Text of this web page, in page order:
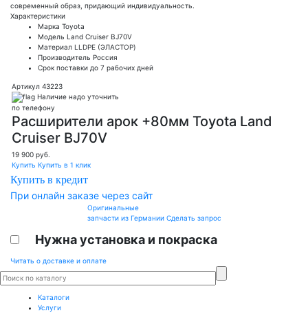
современный образ, придающий индивидуальность.
Характеристики
Марка Toyota
Модель Land Cruiser BJ70V
Материал LLDPE (ЭЛАСТОР)
Производитель Россия
Срок поставки до 7 рабочих дней
Артикул 43223
Наличие надо уточнить
по телефону
Расширители арок +80мм Toyota Land
Cruiser BJ70V
19 900 руб.
Купить Купить в 1 клик
Купить в кредит
При онлайн заказе через сайт
Оригинальные
запчасти из Германии Сделать запрос
Нужна установка и покраска
Читать о доставке и оплате
Каталоги
Услуги